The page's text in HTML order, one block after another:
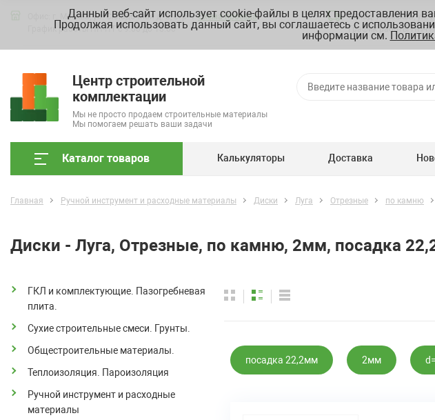
Офис: г. Москва, ул. Складочная д. 3, стр. 7Схема проезда
График работы ПН-ПТ с 9.00 до 18.00
Склад: г. Москва, ул.
График работы ПН-
Центр строительной
комплектации
Мы не просто продаем строительные материалы
Мы помогаем решать ваши задачи
Каталог товаров Калькуляторы Доставка
Главная Ручной инструмент и расходные материалы Диски Луга Отрезные по камню
Диски - Луга, Отрезные, по камню, 2мм, посадка
ГКЛ и комплектующие. Пазогребневая
плита.
Сухие строительные смеси. Грунты.
Общестроительные материалы.
Теплоизоляция. Пароизоляция
Ручной инструмент и расходные
материалы
посадка 22,2мм 2мм
Данный веб-сайт использует cookie-файлы в целях предоставления
Продолжая использовать данный сайт, вы соглашаетесь с
информации см.